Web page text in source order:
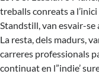
treballs conreats a
Standstill, van esvair-
La resta, dels madurs,
carreres professionals
continuat en l”indie’